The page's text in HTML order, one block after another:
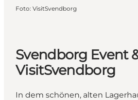
Foto: VisitSvendborg
Svendborg Event
VisitSvendborg
In dem schönen, alten